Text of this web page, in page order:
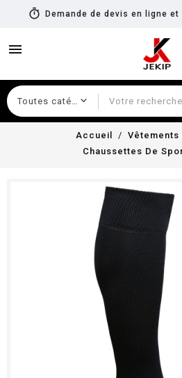
timer Demande de devis en ligne et
menu
Accueil
Chaussettes De